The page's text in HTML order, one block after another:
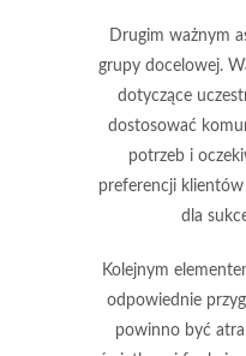
Drugim ważnym
grupy docelowej.
dotyczące
dostosować
potrzeb i
preferencji klientów
dla
Kolejnym
odpowiednie
powinno być